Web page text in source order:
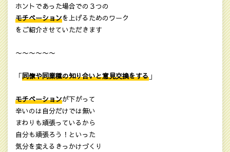
ホントであった場合での３つの
モチベーションを上げるためのワーク
をご紹介させていただきます
〜〜〜〜〜〜
「同僚や同業種の知り合いと意見交換をする 」
モチベーションが下がって
辛いのは自分だけでは無い
まわりも頑張っているから
自分も頑張ろう！といった
気分を変えるきっかけづくり